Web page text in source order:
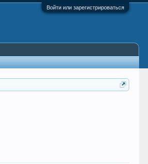
Войти или зарегистрироваться